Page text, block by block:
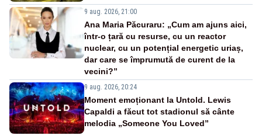
9 aug. 2026, 21:00
Ana Maria Păcuraru: „Cum am ajuns aici,
într-o țară cu resurse, cu un reactor
nuclear, cu un potențial energetic uriaș,
dar care se împrumută de curent de la
vecini?”
9 aug. 2026, 20:24
Moment emoționant la Untold. Lewis
Capaldi a făcut tot stadionul să cânte
melodia „Someone You Loved”